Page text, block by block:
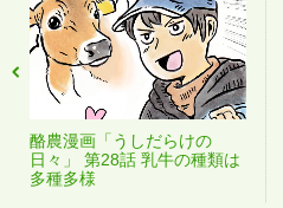
酪農漫画「うしだらけの
日々」 第28話 乳牛の種類は
多種多様